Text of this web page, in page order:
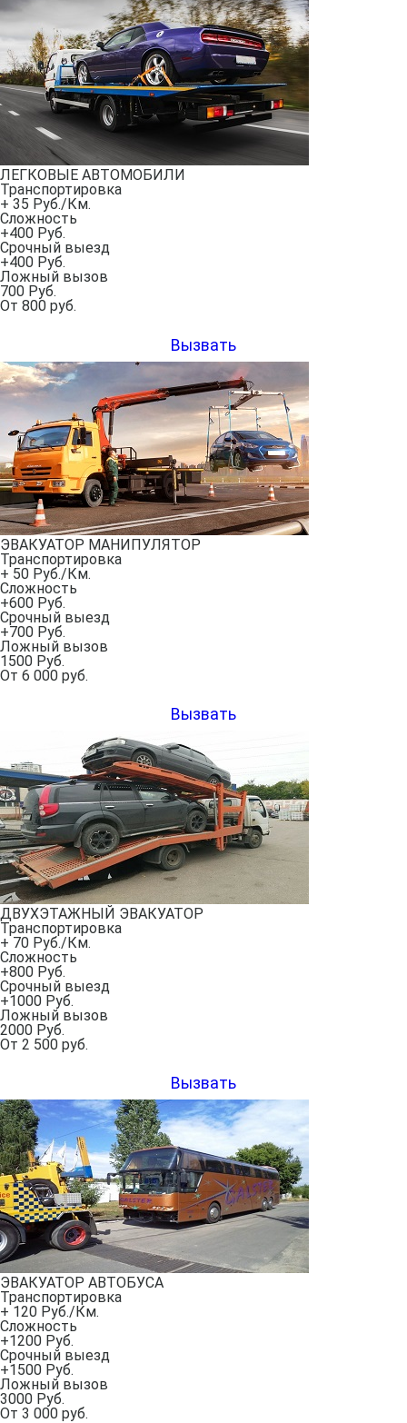
ЛЕГКОВЫЕ АВТОМОБИЛИ
Транспортировка
+ 35 Руб./Км.
Сложность
+400 Руб.
Срочный выезд
+400 Руб.
Ложный вызов
700 Руб.
От 800 руб.
Вызвать
ЭВАКУАТОР МАНИПУЛЯТОР
Транспортировка
+ 50 Руб./Км.
Сложность
+600 Руб.
Срочный выезд
+700 Руб.
Ложный вызов
1500 Руб.
От 6 000 руб.
Вызвать
ДВУХЭТАЖНЫЙ ЭВАКУАТОР
Транспортировка
+ 70 Руб./Км.
Сложность
+800 Руб.
Срочный выезд
+1000 Руб.
Ложный вызов
2000 Руб.
От 2 500 руб.
Вызвать
ЭВАКУАТОР АВТОБУСА
Транспортировка
+ 120 Руб./Км.
Сложность
+1200 Руб.
Срочный выезд
+1500 Руб.
Ложный вызов
3000 Руб.
От 3 000 руб.